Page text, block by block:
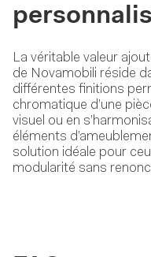
La véritable valeur
de Novamobili réside
différentes finitions
chromatique d’une
visuel ou en
éléments
solution idéale pour
modularité sans